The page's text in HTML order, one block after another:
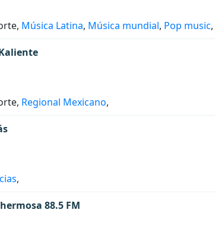
Música Latina, Música mundial, Pop music,
Regional Mexicano,
,
88.5 FM